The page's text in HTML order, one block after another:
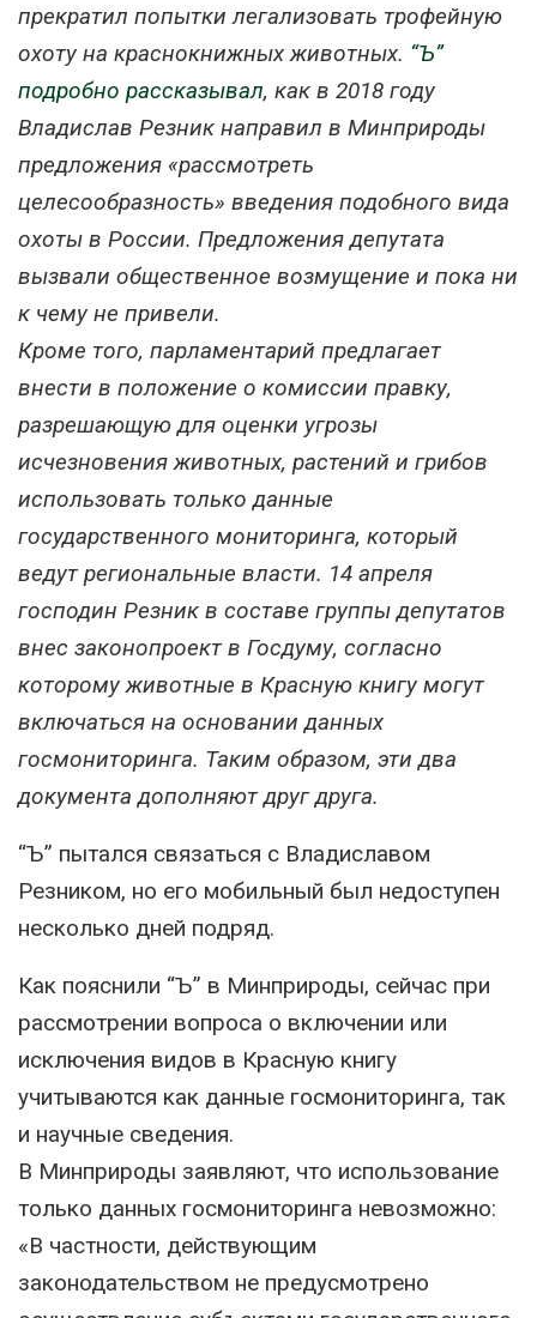
прекратил попытки легализовать трофейную
охоту на краснокнижных животных. “Ъ”
подробно рассказывал, как в 2018 году
Владислав Резник направил в Минприроды
предложения «рассмотреть
целесообразность» введения подобного вида
охоты в России. Предложения депутата
вызвали общественное возмущение и пока ни
к чему не привели.
Кроме того, парламентарий предлагает
внести в положение о комиссии правку,
разрешающую для оценки угрозы
исчезновения животных, растений и грибов
использовать только данные
государственного мониторинга, который
ведут региональные власти. 14 апреля
господин Резник в составе группы депутатов
внес законопроект в Госдуму, согласно
которому животные в Красную книгу могут
включаться на основании данных
госмониторинга. Таким образом, эти два
документа дополняют друг друга.
“Ъ” пытался связаться с Владиславом
Резником, но его мобильный был недоступен
несколько дней подряд.
Как пояснили “Ъ” в Минприроды, сейчас при
рассмотрении вопроса о включении или
исключения видов в Красную книгу
учитываются как данные госмониторинга, так
и научные сведения.
В Минприроды заявляют, что использование
только данных госмониторинга невозможно:
«В частности, действующим
законодательством не предусмотрено